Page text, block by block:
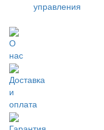
управления
О
нас
Доставка
и
оплата